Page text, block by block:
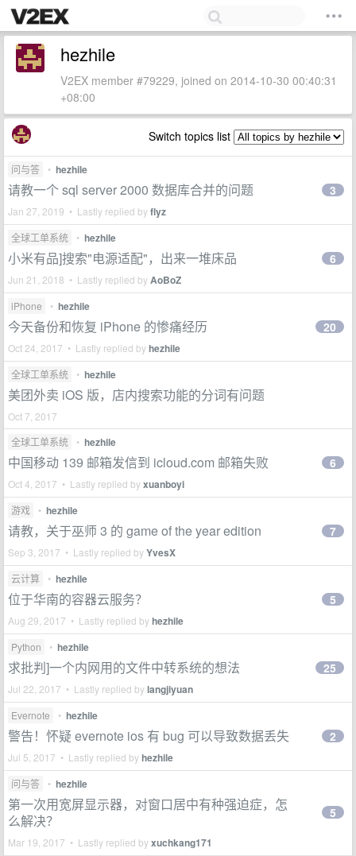
hezhile
V2EX member #79229, joined on 2014-10-30 00:40:31
+08:00
Switch topics list
问与答 • hezhile
请教一个 sql server 2000 数据库合并的问题
Jan 27, 2019 • Lastly replied byflyz
3
全球工单系统 • hezhile
小米有品]搜索"电源适配"，出来一堆床品
Jun 21, 2018 • Lastly replied byAoBoZ
6
iPhone • hezhile
今天备份和恢复 iPhone 的惨痛经历
Oct 24, 2017 • Lastly replied byhezhile
20
全球工单系统 • hezhile
美团外卖 iOS 版，店内搜索功能的分词有问题
Oct 7, 2017
全球工单系统
• hezhile
中国移动 139 邮箱发信到 icloud.com 邮箱失败
Oct 4, 2017 • Lastly replied byxuanboyi
6
游戏 • hezhile
请教，关于巫师 3 的 game of the year edition
Sep 3, 2017 • Lastly replied byYvesX
7
云计算 • hezhile
位于华南的容器云服务？
Aug 29, 2017 • Lastly replied byhezhile
5
Python • hezhile
求批判]一个内网用的文件中转系统的想法
Jul 22, 2017 • Lastly replied bylangjiyuan
25
Evernote • hezhile
警告！怀疑 evernote ios 有 bug 可以导致数据丢失
Jul 5, 2017 • Lastly replied byhezhile
2
问与答 • hezhile
第一次用宽屏显示器，对窗口居中有种强迫症，怎
么解决？
Mar 19, 2017 • Lastly replied byxuchkang171
5